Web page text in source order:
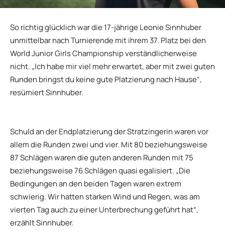
So richtig glücklich war die 17-jährige Leonie Sinnhuber
unmittelbar nach Turnierende mit ihrem 37. Platz bei den
World Junior Girls Championship verständlicherweise
nicht. „Ich habe mir viel mehr erwartet, aber mit zwei guten
Runden bringst du keine gute Platzierung nach Hause“,
resümiert Sinnhuber.
Schuld an der Endplatzierung der Stratzingerin waren vor
allem die Runden zwei und vier. Mit 80 beziehungsweise
87 Schlägen waren die guten anderen Runden mit 75
beziehungsweise 76 Schlägen quasi egalisiert. „Die
Bedingungen an den beiden Tagen waren extrem
schwierig. Wir hatten starken Wind und Regen, was am
vierten Tag auch zu einer Unterbrechung geführt hat“,
erzählt Sinnhuber.